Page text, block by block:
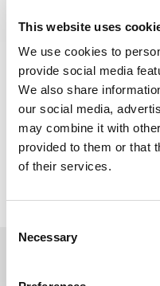
This website uses
We use cookies to
provide social media
We also share
our social media,
may combine it with
provided to them or that
of their services.
Selection
Necessary
détaillée et de la
§ Maîtrise des normes et
§ Bonne maitrise du
§ Bonne maitrise du pack
Retour aux offres